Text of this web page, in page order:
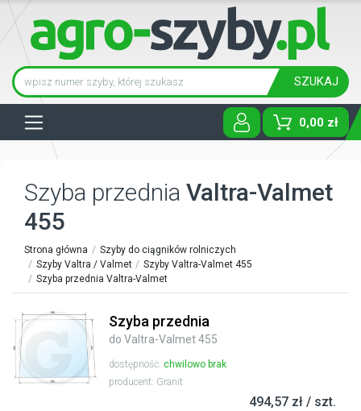
SZUKAJ
0,00 zł
Szyba przednia Valtra-Valmet
455
Strona główna
Szyby do ciągników rolniczych
Szyby Valtra / Valmet
Szyby Valtra-Valmet 455
Szyba przednia Valtra-Valmet
Szyba przednia
do Valtra-Valmet 455
dostępność: chwilowo brak
producent: Granit
494,57 zł / szt.